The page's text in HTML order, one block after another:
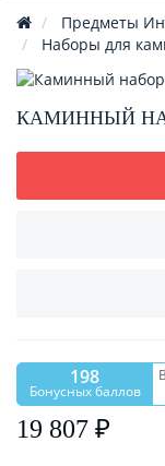
Предметы
Наборы для
КАМИННЫЙ
198
Бонусных баллов
19 807 ₽